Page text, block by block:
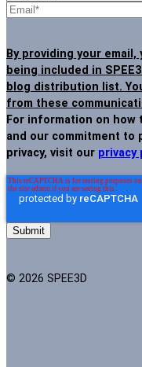
By providing your
being included in
blog distribution list.
from these
For information on how
and our commitment to
privacy, visit our privacy
© 2026 SPEE3D